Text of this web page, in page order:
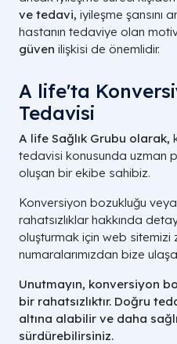
ve tedavi, iyileşme şansını
hastanın tedaviye olan
güven ilişkisi de önemlidir.
A life'ta
Tedavisi
A life Sağlık Grubu olarak,
tedavisi konusunda uzman
oluşan bir ekibe sahibiz.
Konversiyon bozukluğu
rahatsızlıklar hakkında
oluşturmak için web
numaralarımızdan bize
Unutmayın, konversiyon
bir rahatsızlıktır. Doğru
altına alabilir ve daha
sürdürebilirsiniz.